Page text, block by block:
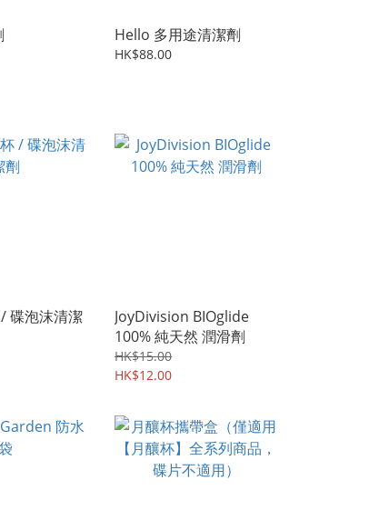
Hello 多用途清潔劑
HK$88.00
碟泡沫清潔
JoyDivision BIOglide
100% 純天然 潤滑劑
HK$15.00
HK$12.00